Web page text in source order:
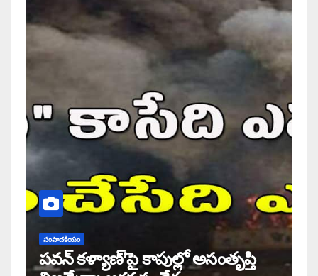
సంపాదకీయం
పవన్ కళ్యాణ్’పై కాపుల్లో అసంతృప్తి